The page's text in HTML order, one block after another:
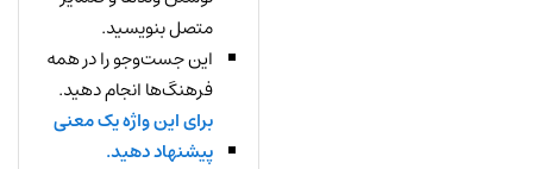
متصل بنویسید.
این جست‌وجو را در همه
فرهنگ‌ها انجام دهید.
برای این واژه یک معنی
پیشنهاد دهید.